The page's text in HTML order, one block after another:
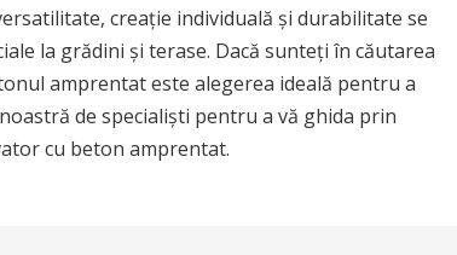
creație individuală și durabilitate se
la grădini și terase. Dacă sunteți în căutarea
amprentat este alegerea ideală pentru a
de specialiști pentru a vă ghida prin
cu beton amprentat.